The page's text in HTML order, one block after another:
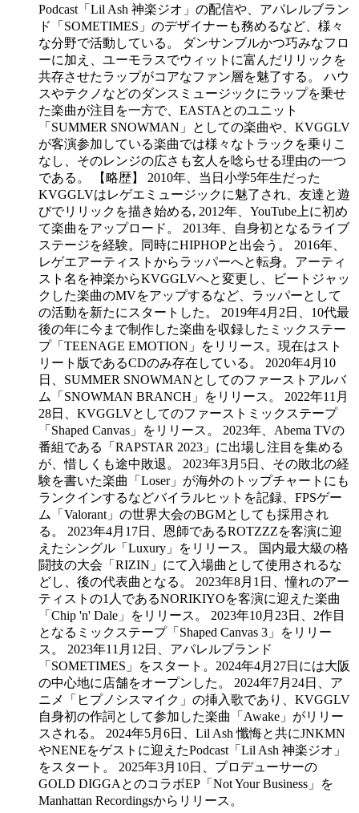
Podcast「Lil Ash 神楽ジオ」の配信や、アパレルブラン
ド「SOMETIMES」のデザイナーも務めるなど、様々
な分野で活動している。 ダンサンブルかつ巧みなフロ
ーに加え、ユーモラスでウィットに富んだリリックを
共存させたラップがコアなファン層を魅了する。 ハウ
スやテクノなどのダンスミュージックにラップを乗せ
た楽曲が注目を一方で、EASTAとのユニット
「SUMMER SNOWMAN」としての楽曲や、KVGGLV
が客演参加している楽曲では様々なトラックを乗りこ
なし、そのレンジの広さも玄人を唸らせる理由の一つ
である。 【略歴】 2010年、当日小学5年生だった
KVGGLVはレゲエミュージックに魅了され、友達と遊
びでリリックを描き始める, 2012年、YouTube上に初め
て楽曲をアップロード。 2013年、自身初となるライブ
ステージを経験。同時にHIPHOPと出会う。 2016年、
レゲエアーティストからラッパーへと転身。アーティ
スト名を神楽からKVGGLVへと変更し、ビートジャッ
クした楽曲のMVをアップするなど、ラッパーとして
の活動を新たにスタートした。 2019年4月2日、10代最
後の年に今まで制作した楽曲を収録したミックステー
プ「TEENAGE EMOTION」をリリース。現在はスト
リート版であるCDのみ存在している。 2020年4月10
日、SUMMER SNOWMANとしてのファーストアルバ
ム「SNOWMAN BRANCH」をリリース。 2022年11月
28日、KVGGLVとしてのファーストミックステープ
「Shaped Canvas」をリリース。 2023年、Abema TVの
番組である「RAPSTAR 2023」に出場し注目を集める
が、惜しくも途中敗退。 2023年3月5日、その敗北の経
験を書いた楽曲「Loser」が海外のトップチャートにも
ランクインするなどバイラルヒットを記録、FPSゲー
ム「Valorant」の世界大会のBGMとしても採用され
る。 2023年4月17日、恩師であるROTZZZを客演に迎
えたシングル「Luxury」をリリース。 国内最大級の格
闘技の大会「RIZIN」にて入場曲として使用されるな
どし、後の代表曲となる。 2023年8月1日、憧れのアー
ティストの1人であるNORIKIYOを客演に迎えた楽曲
「Chip 'n' Dale」をリリース。 2023年10月23日、2作目
となるミックステープ「Shaped Canvas 3」をリリー
ス。 2023年11月12日、アパレルブランド
「SOMETIMES」をスタート。2024年4月27日には大阪
の中心地に店舗をオープンした。 2024年7月24日、ア
ニメ「ヒプノシスマイク」の挿入歌であり、KVGGLV
自身初の作詞として参加した楽曲「Awake」がリリー
スされる。 2024年5月6日、Lil Ash 懺悔と共にJNKMN
やNENEをゲストに迎えたPodcast「Lil Ash 神楽ジオ」
をスタート。 2025年3月10日、プロデューサーの
GOLD DIGGAとのコラボEP「Not Your Business」を
Manhattan Recordingsからリリース。